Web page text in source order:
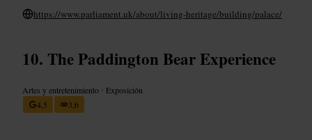
https://www.parliament.uk/about/living-heritage/building/palace/
The Paddington Bear Experience
Artes y entretenimiento • Exposición
4,5
3,6